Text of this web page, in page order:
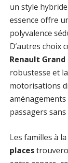
un style
essence offre
polyvalence
D’autres choix
Renault Grand
robustesse et
motorisations
passagers
Les familles à
places